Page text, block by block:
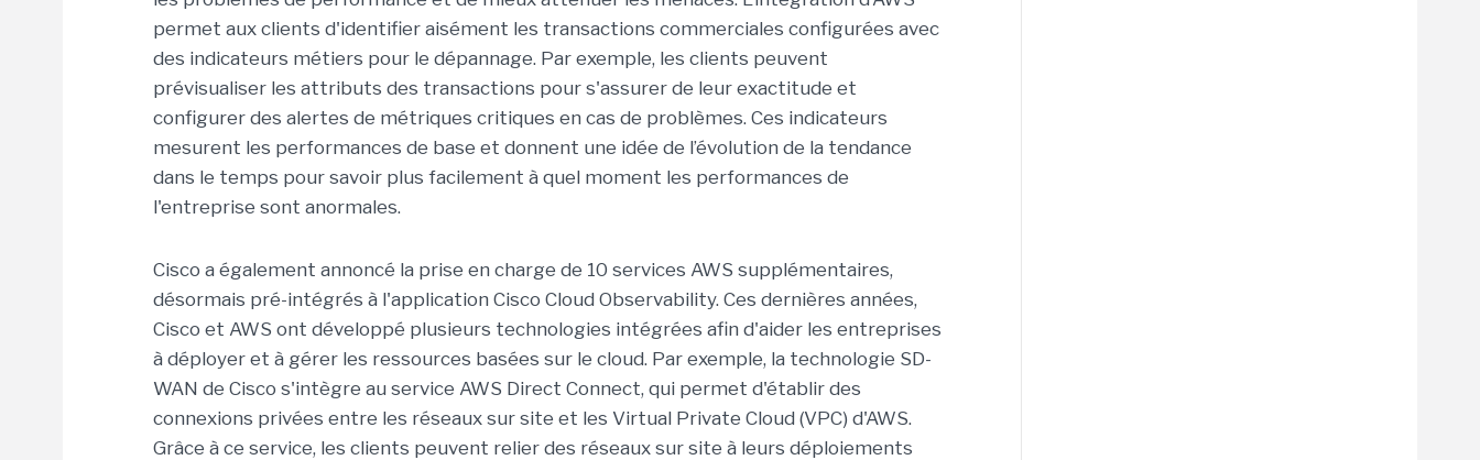
permet aux clients d'identifier aisément les transactions commerciales configurées avec
des indicateurs métiers pour le dépannage. Par exemple, les clients peuvent
prévisualiser les attributs des transactions pour s'assurer de leur exactitude et
configurer des alertes de métriques critiques en cas de problèmes. Ces indicateurs
mesurent les performances de base et donnent une idée de l’évolution de la tendance
dans le temps pour savoir plus facilement à quel moment les performances de
l'entreprise sont anormales.
Cisco a également annoncé la prise en charge de 10 services AWS supplémentaires,
désormais pré-intégrés à l'application Cisco Cloud Observability. Ces dernières années,
Cisco et AWS ont développé plusieurs technologies intégrées afin d'aider les entreprises
à déployer et à gérer les ressources basées sur le cloud. Par exemple, la technologie SD-
WAN de Cisco s'intègre au service AWS Direct Connect, qui permet d'établir des
connexions privées entre les réseaux sur site et les Virtual Private Cloud (VPC) d'AWS.
Grâce à ce service, les clients peuvent relier des réseaux sur site à leurs déploiements